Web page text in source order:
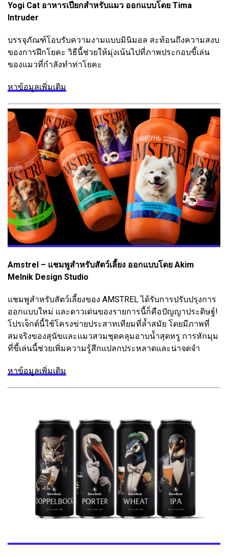
Yogi Cat อาหารเปียกสำหรับแมว ออกแบบโดย Tima
Intruder
บรรจุภัณฑ์โอบรับความงามแบบมินิมอล สะท้อนถึงความสงบ
ของการฝึกโยคะ วิธีนี้ช่วยให้มุ่งเน้นไปที่ภาพประกอบขี้เล่น
ของแมวที่กำลังทำท่าโยคะ
หาข้อมูลเพิ่มเติม
Amstrel – แชมพูสำหรับสัตว์เลี้ยง ออกแบบโดย Akim
Melnik Design Studio
แชมพูสำหรับสัตว์เลี้ยงของ AMSTREL ได้รับการปรับปรุงการ
ออกแบบใหม่ และดาวเด่นของรายการนี้ก็คือปัญญาประดิษฐ์!
โปรเจ็กต์นี้ใช้โครงข่ายประสาทเทียมที่ล้ำสมัย โดยมีภาพที่
สมจริงของสุนัขและแมวสวมชุดคลุมอาบน้ำสุดหรู การหักมุม
ที่ขี้เล่นนี้ช่วยเพิ่มความรู้สึกแปลกประหลาดและน่าจดจำ
หาข้อมูลเพิ่มเติม